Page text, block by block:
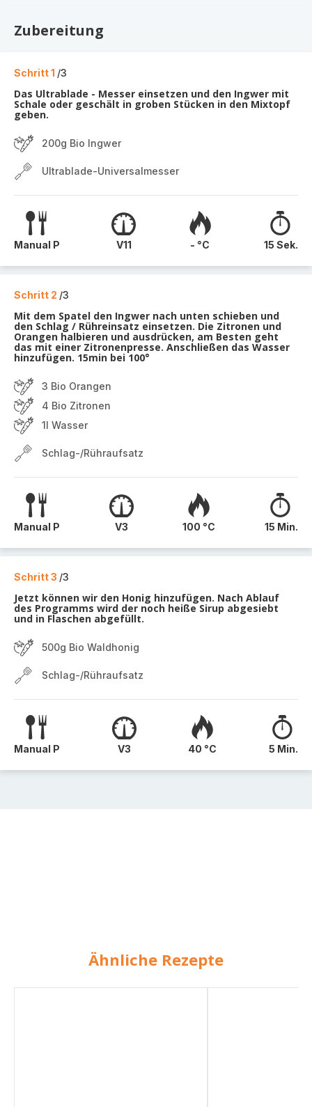
Zubereitung
Schritt 1 /3
Das Ultrablade - Messer einsetzen und den Ingwer mit
Schale oder geschält in groben Stücken in den Mixtopf
geben.
200g Bio Ingwer
Ultrablade-Universalmesser
Manual P V11 - °C 15 Sek.
Schritt 2 /3
Mit dem Spatel den Ingwer nach unten schieben und
den Schlag / Rühreinsatz einsetzen. Die Zitronen und
Orangen halbieren und ausdrücken, am Besten geht
das mit einer Zitronenpresse. Anschließen das Wasser
hinzufügen. 15min bei 100°
3 Bio Orangen
4 Bio Zitronen
1l Wasser
Schlag-/Rühraufsatz
Manual P V3 100 °C 15 Min.
Schritt 3 /3
Jetzt können wir den Honig hinzufügen. Nach Ablauf
des Programms wird der noch heiße Sirup abgesiebt
und in Flaschen abgefüllt.
500g Bio Waldhonig
Schlag-/Rühraufsatz
Manual P V3 40 °C 5 Min.
Ähnliche Rezepte